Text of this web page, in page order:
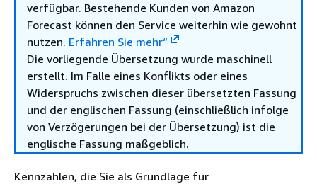
verfügbar. Bestehende Kunden von Amazon
Forecast können den Service weiterhin wie gewohnt
nutzen. Erfahren Sie mehr“
Die vorliegende Übersetzung wurde maschinell
erstellt. Im Falle eines Konflikts oder eines
Widerspruchs zwischen dieser übersetzten Fassung
und der englischen Fassung (einschließlich infolge
von Verzögerungen bei der Übersetzung) ist die
englische Fassung maßgeblich.
Kennzahlen, die Sie als Grundlage für